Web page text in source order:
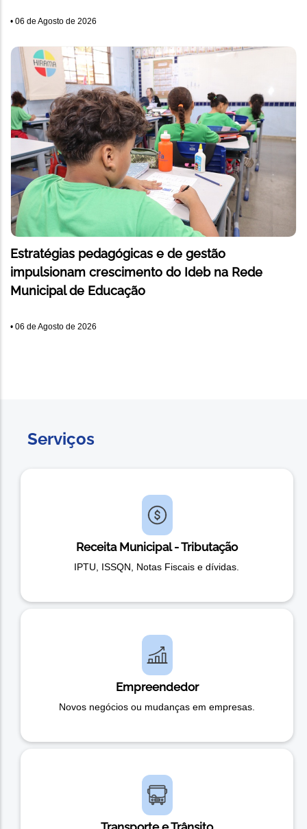
• 06 de Agosto de 2026
Estratégias pedagógicas e de gestão
impulsionam crescimento do Ideb na Rede
Municipal de Educação
• 06 de Agosto de 2026
Serviços
Receita Municipal - Tributação
IPTU, ISSQN, Notas Fiscais e dívidas.
Empreendedor
Novos negócios ou mudanças em empresas.